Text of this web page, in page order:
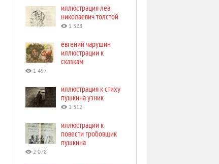
иллюстрация лев
николаевич толстой
1 328
евгений чарушин
иллюстрации к
сказкам
1 497
иллюстрация к стиху
пушкина узник
1 312
иллюстрации к
повести гробовщик
пушкина
2 078